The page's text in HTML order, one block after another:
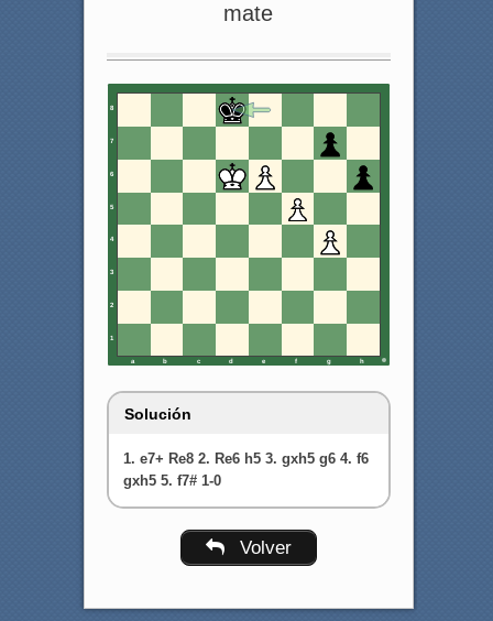
mate
8
7
6
5
4
3
2
1
a b c d e f g h
Solución
1. e7+ Re8 2. Re6 h5 3. gxh5 g6 4. f6
gxh5 5. f7# 1-0
Volver